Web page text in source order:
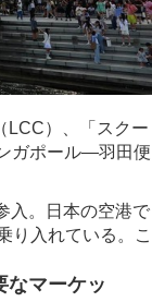
LCC）、「スクー
ガポール―羽田便
入。日本の空港で
り入れている。こ
なマーケッ